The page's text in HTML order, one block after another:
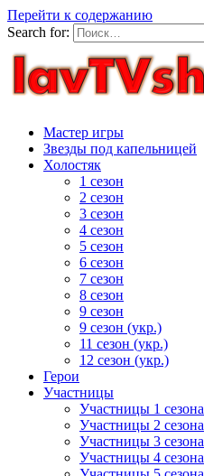
Перейти к содержанию
Search for:
Мастер игры
Звезды под капельницей
Холостяк
1 сезон
2 сезон
3 сезон
4 сезон
5 сезон
6 сезон
7 сезон
8 сезон
9 сезон
9 сезон (укр.)
11 сезон (укр.)
12 сезон (укр.)
Герои
Участницы
Участницы 1 сезона
Участницы 2 сезона
Участницы 3 сезона
Участницы 4 сезона